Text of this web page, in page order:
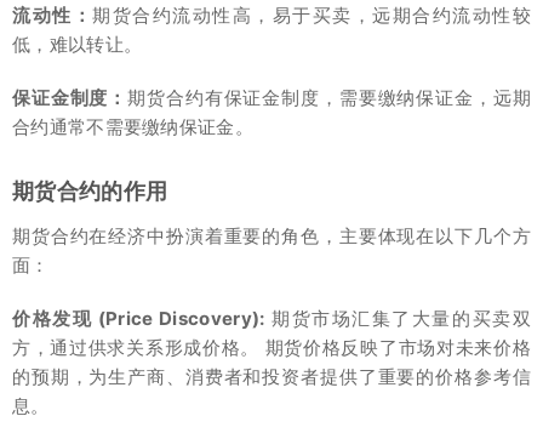
流动性：期货合约流动性高，易于买卖，远期合约流动性较
低，难以转让。
保证金制度：期货合约有保证金制度，需要缴纳保证金，远期
合约通常不需要缴纳保证金。
期货合约的作用
期货合约在经济中扮演着重要的角色，主要体现在以下几个方
面：
价格发现 (Price Discovery): 期货市场汇集了大量的买卖双
方，通过供求关系形成价格。 期货价格反映了市场对未来价格
的预期，为生产商、消费者和投资者提供了重要的价格参考信
息。